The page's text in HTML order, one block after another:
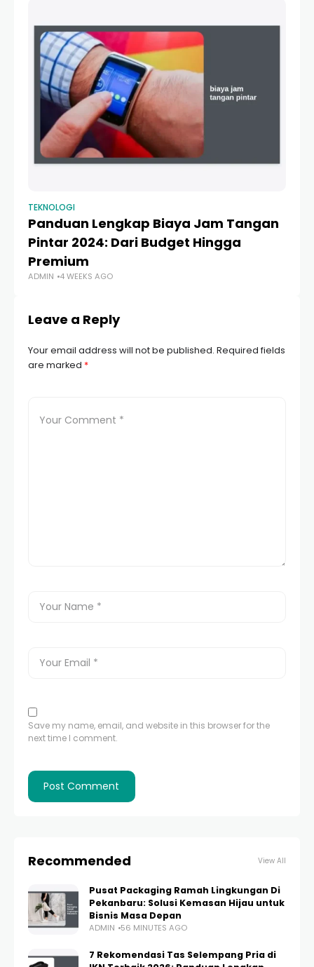
TEKNOLOGI
Panduan Lengkap Biaya Jam Tangan
Pintar 2024: Dari Budget Hingga
Premium
ADMIN 4 WEEKS AGO
Leave a Reply
Your email address will not be published. Required fields
are marked *
Save my name, email, and website in this browser for the
next time I comment.
Recommended View All
Pusat Packaging Ramah Lingkungan Di
Pekanbaru: Solusi Kemasan Hijau untuk
Bisnis Masa Depan
ADMIN 56 MINUTES AGO
7 Rekomendasi Tas Selempang Pria di